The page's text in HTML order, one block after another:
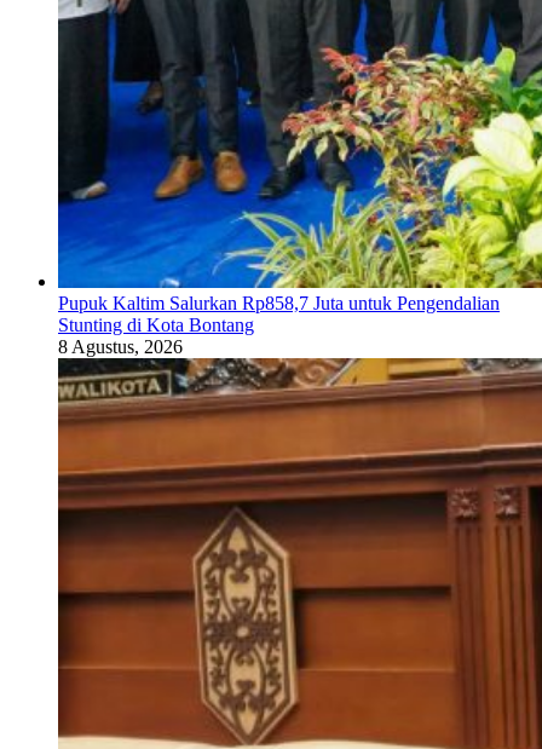
Pupuk Kaltim Salurkan Rp858,7 Juta untuk Pengendalian
Stunting di Kota Bontang
8 Agustus, 2026